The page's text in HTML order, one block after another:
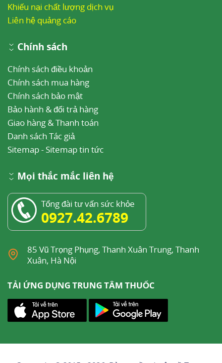
Khiếu nại chất lượng dịch vụ
Liên hệ quảng cáo
Chính sách
Chính sách điều khoản
Chính sách mua hàng
Chính sách bảo mật
Bảo hành & đổi trả hàng
Giao hàng & Thanh toán
Danh sách Tác giả
Sitemap- Sitemap tin tức
Mọi thắc mắc liên hệ
Tổng đài tư vấn sức khỏe
0927.42.6789
85 Vũ Trọng Phụng, Thanh Xuân Trung, Thanh
Xuân, Hà Nội
TẢI ỨNG DỤNG TRUNG TÂM THUỐC